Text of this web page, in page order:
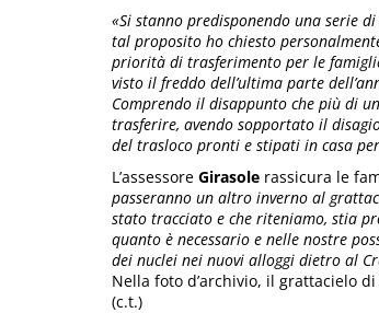
«Si stanno predisponendo una serie
tal proposito ho chiesto
priorità di trasferimento per le
visto il freddo dell’ultima parte
Comprendo il disappunto che più di
trasferire, avendo sopportato il
del trasloco pronti e stipati in casa
L’assessore Girasole rassicura le
passeranno un altro inverno al
stato tracciato e che riteniamo, stia
quanto è necessario e nelle nostre
dei nuclei nei nuovi alloggi dietro al
Nella foto d’archivio, il grattacielo
(c.t.)